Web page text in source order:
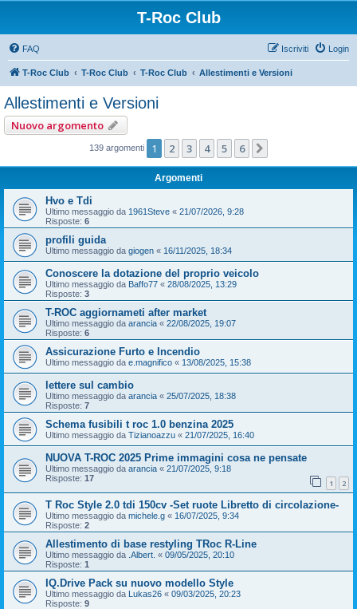
T-Roc Club
FAQ Login
Iscriviti
T-Roc Club T-Roc Club T-Roc Club Allestimenti e Versioni
Allestimenti e Versioni
Nuovo argomento
139 argomenti 1 2 3 4 5 6
Argomenti
Hvo e Tdi
Ultimo messaggio da 1961Steve « 21/07/2026, 9:28
Risposte: 6
profili guida
Ultimo messaggio da giogen « 16/11/2025, 18:34
Conoscere la dotazione del proprio veicolo
Ultimo messaggio da Baffo77 « 28/08/2025, 13:29
Risposte: 3
T-ROC aggiornameti after market
Ultimo messaggio da arancia « 22/08/2025, 19:07
Risposte: 6
Assicurazione Furto e Incendio
Ultimo messaggio da e.magnifico « 13/08/2025, 15:38
lettere sul cambio
Ultimo messaggio da arancia « 25/07/2025, 18:38
Risposte: 7
Schema fusibili t roc 1.0 benzina 2025
Ultimo messaggio da Tizianoazzu « 21/07/2025, 16:40
NUOVA T-ROC 2025 Prime immagini cosa ne pensate
Ultimo messaggio da arancia « 21/07/2025, 9:18
Risposte: 17 1 2
T Roc Style 2.0 tdi 150cv -Set ruote Libretto di circolazione-
Ultimo messaggio da michele.g « 16/07/2025, 9:34
Risposte: 2
Allestimento di base restyling TRoc R-Line
Ultimo messaggio da .Albert. « 09/05/2025, 20:10
Risposte: 1
IQ.Drive Pack su nuovo modello Style
Ultimo messaggio da Lukas26 « 09/03/2025, 20:23
Risposte: 9